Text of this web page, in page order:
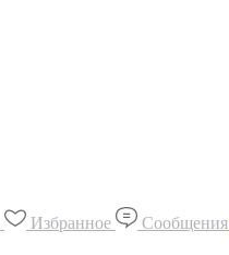
Избранное Сообщения